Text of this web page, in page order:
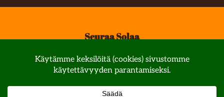
Seuraa Solaa